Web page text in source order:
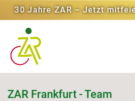
30 Jahre ZAR – Jetzt
ZAR Frankfurt - Team